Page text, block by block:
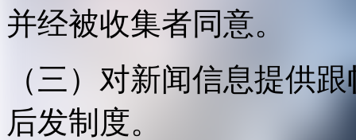
并经被收集者同意。
（三）对新闻信息提供
后发制度。